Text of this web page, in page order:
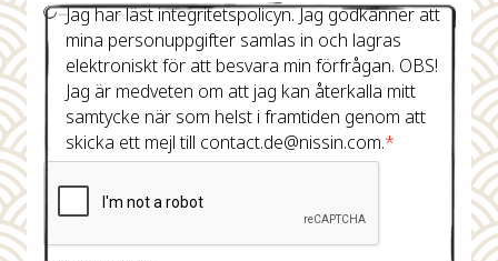
Jag har läst integritetspolicyn. Jag godkänner att
mina personuppgifter samlas in och lagras
elektroniskt för att besvara min förfrågan. OBS!
Jag är medveten om att jag kan återkalla mitt
samtycke när som helst i framtiden genom att
skicka ett mejl till contact.de@nissin.com.*